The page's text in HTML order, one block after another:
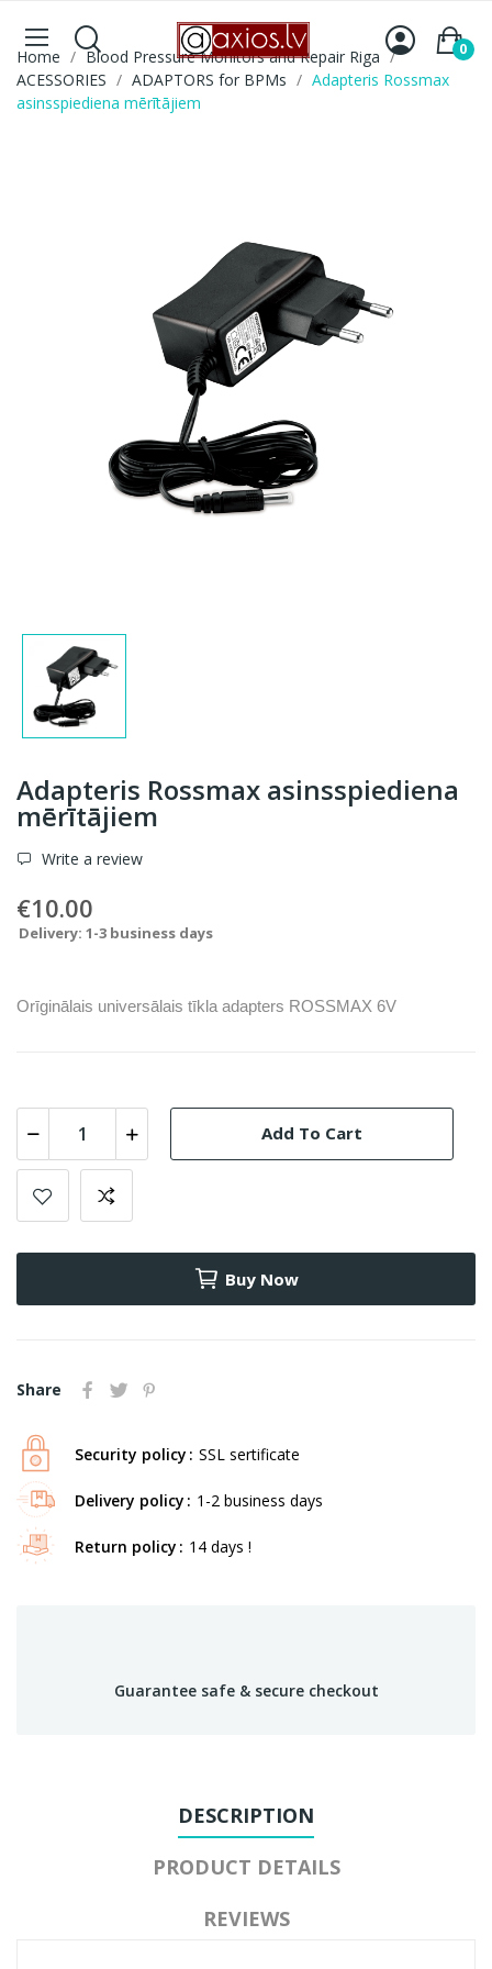
0
Home
Blood Pressure Monitors and Repair Riga
ACESSORIES
ADAPTORS for BPMs
Adapteris Rossmax
asinsspiediena mērītājiem
Adapteris Rossmax asinsspiediena
mērītājiem
Write a review
€10.00
Delivery: 1-3 business days
Orīginālais universālais tīkla adapters ROSSMAX 6V
Add To Cart
Buy Now
Share
Security policy SSL sertificate
Delivery policy 1-2 business days
Return policy 14 days !
Guarantee safe & secure checkout
DESCRIPTION
PRODUCT DETAILS
REVIEWS